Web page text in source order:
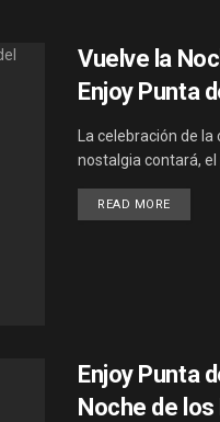
Vuelve la
Enjoy Punta
La celebración de
nostalgia contará, el
READ MOREDETAILS
Enjoy Punta
Noche de